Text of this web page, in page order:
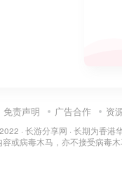
免责声明 广告合作 资
· 长游分享网 · 长期为香港
或病毒木马，亦不接受病毒木